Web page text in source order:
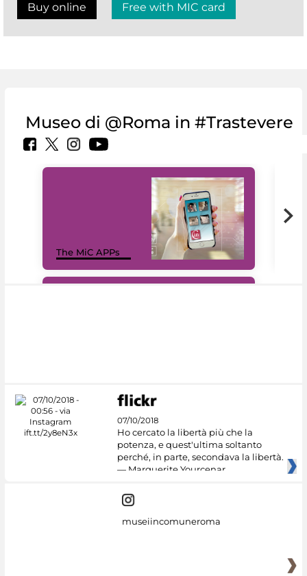
Buy online Free with MIC card
Museo di @Roma in #Trastevere
The MiC APPs
07/10/2018
Ho cercato la libertà più che la
potenza, e quest'ultima soltanto
perché, in parte, secondava la libertà.
— Marguerite Yourcenar
museiincomuneroma